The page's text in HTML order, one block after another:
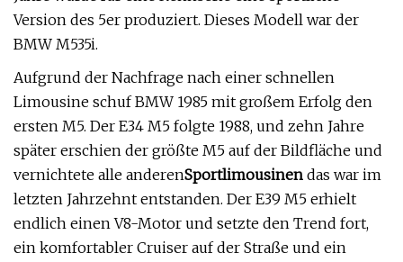
Version des 5er produziert. Dieses Modell war der
BMW M535i.
Aufgrund der Nachfrage nach einer schnellen
Limousine schuf BMW 1985 mit großem Erfolg den
ersten M5. Der E34 M5 folgte 1988, und zehn Jahre
später erschien der größte M5 auf der Bildfläche und
vernichtete alle anderenSportlimousinen das war im
letzten Jahrzehnt entstanden. Der E39 M5 erhielt
endlich einen V8-Motor und setzte den Trend fort,
ein komfortabler Cruiser auf der Straße und ein